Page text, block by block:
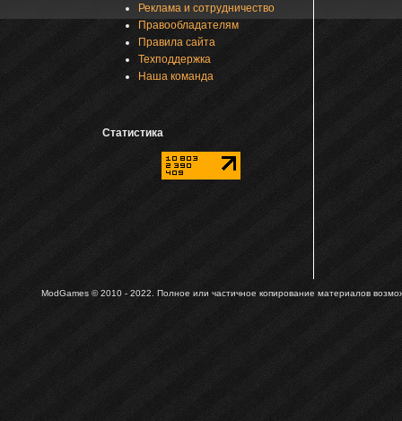
Реклама и сотрудничество
Правообладателям
Правила сайта
Техподдержка
Наша команда
Статистика
ModGames © 2010 - 2022. Полное или частичное копирование материалов